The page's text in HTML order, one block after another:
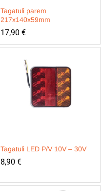
Tagatuli parem
217x140x59mm
17,90 €
Tagatuli LED P/V 10V – 30V
8,90 €